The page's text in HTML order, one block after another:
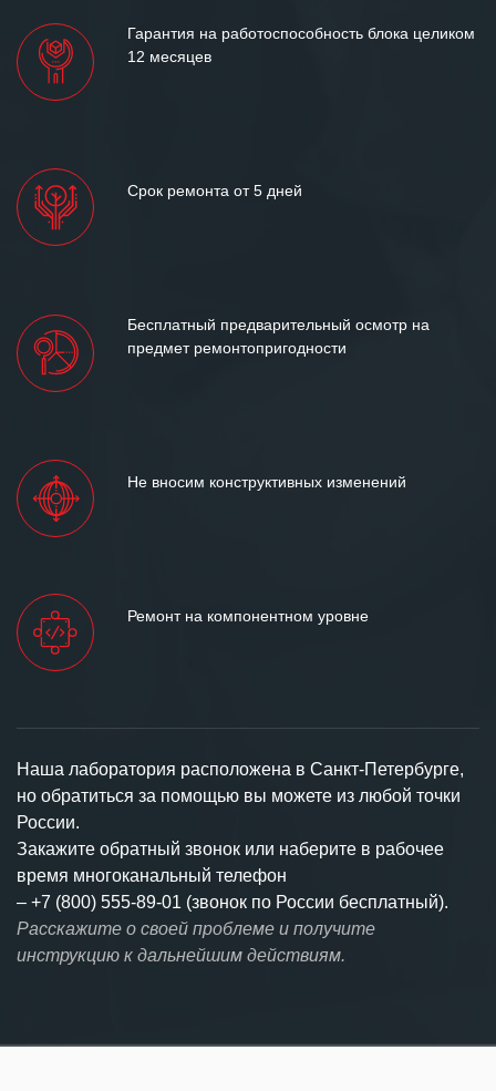
Гарантия на работоспособность блока целиком
12 месяцев
Срок ремонта от 5 дней
Бесплатный предварительный осмотр на
предмет ремонтопригодности
Не вносим конструктивных изменений
Ремонт на компонентном уровне
Наша лаборатория расположена в Санкт-Петербурге,
но обратиться за помощью вы можете из любой точки
России.
Закажите обратный звонок или наберите в рабочее
время многоканальный телефон
– +7 (800) 555-89-01 (звонок по России бесплатный).
Расскажите о своей проблеме и получите
инструкцию к дальнейшим действиям.